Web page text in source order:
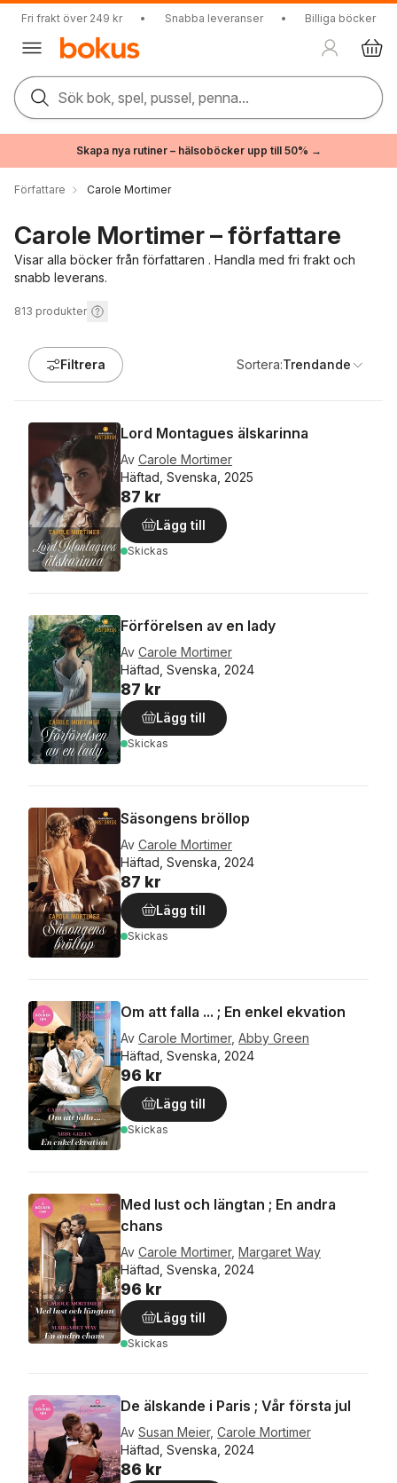
Fri frakt över 249 kr • Snabba leveranser • Billiga böcker
Sök bok, spel, pussel, penna...
Skapa nya rutiner – hälsoböcker upp till 50% →
Författare Carole Mortimer
Carole Mortimer – författare
Visar alla böcker från författaren . Handla med fri frakt och
snabb leverans.
813 produkter
Filtrera Sortera:Trendande
Lord Montagues älskarinna
Av Carole Mortimer
Häftad, Svenska, 2025
87 kr
Lägg till
Skickas
Förförelsen av en lady
Av Carole Mortimer
Häftad, Svenska, 2024
87 kr
Lägg till
Skickas
Säsongens bröllop
Av Carole Mortimer
Häftad, Svenska, 2024
87 kr
Lägg till
Skickas
Om att falla ... ; En enkel ekvation
Av Carole Mortimer, Abby Green
Häftad, Svenska, 2024
96 kr
Lägg till
Skickas
Med lust och längtan ; En andra
chans
Av Carole Mortimer, Margaret Way
Häftad, Svenska, 2024
96 kr
Lägg till
Skickas
De älskande i Paris ; Vår första jul
Av Susan Meier, Carole Mortimer
Häftad, Svenska, 2024
86 kr